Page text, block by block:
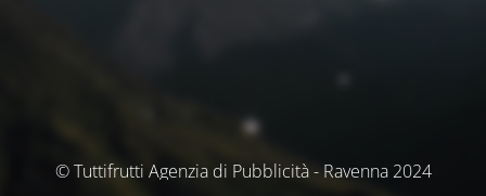
© Tuttifrutti Agenzia di Pubblicità - Ravenna 2024